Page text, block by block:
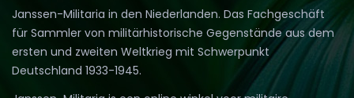
Janssen-Militaria in den Niederlanden. Das Fachgeschäft
für Sammler von militärhistorische Gegenstände aus dem
ersten und zweiten Weltkrieg mit Schwerpunkt
Deutschland 1933-1945.